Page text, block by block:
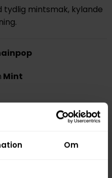
Om
mintsmak, kylande
Mint
Mint